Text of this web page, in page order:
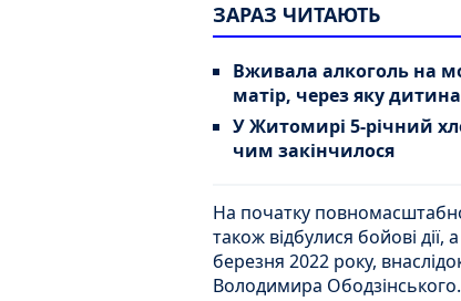
ЗАРАЗ ЧИТАЮТЬ
Вживала алкоголь на
матір, через яку
У Житомирі 5-річний
чим закінчилося
На початку
також відбулися бойові
березня 2022 року,
Володимира